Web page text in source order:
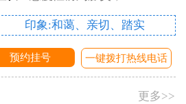
印象:和蔼、亲切、踏实
预约挂号 一键拨打热线电话
更多>>